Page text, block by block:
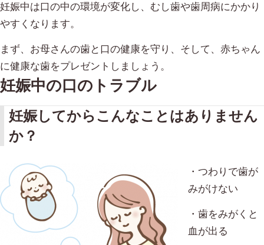
妊娠中は口の中の環境が変化し、むし歯や歯周病にかかり
やすくなります。
まず、お母さんの歯と口の健康を守り、そして、赤ちゃん
に健康な歯をプレゼントしましょう。
妊娠中の口のトラブル
妊娠してからこんなことはありません
か？
・つわりで歯が
みがけない
・歯をみがくと
血が出る